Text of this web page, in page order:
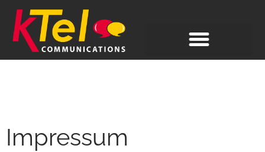
Impressum